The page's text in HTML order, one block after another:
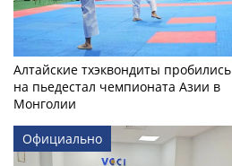
Алтайские тхэквондиты пробились
на пьедестал чемпионата Азии в
Монголии
Официально